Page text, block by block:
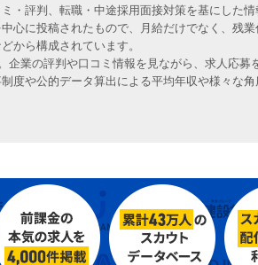
評判、転職・中途採用面接対策を基にした
心に投稿されたもので、月給だけでなく、残
から構成されています。
業の評判や口コミ情報を見ながら、求人応募
度や公的データ算出による平均年収や様々な